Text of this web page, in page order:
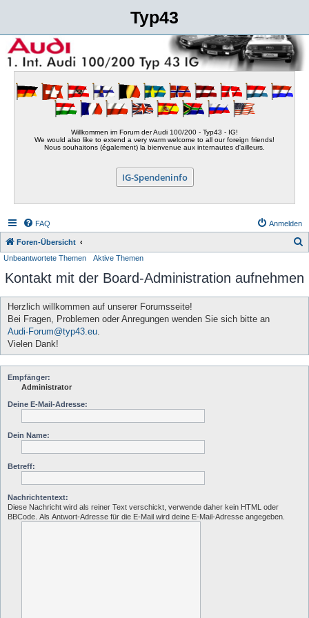
Typ43
Willkommen im Forum der Audi 100/200 - Typ43 - IG!
We would also like to extend a very warm welcome to all our foreign friends!
Nous souhaitons (également) la bienvenue aux internautes d'ailleurs.
IG-Spendeninfo
FAQ Anmelden
Foren-Übersicht
Unbeantwortete Themen Aktive Themen
Kontakt mit der Board-Administration aufnehmen
Herzlich willkommen auf unserer Forumsseite!
Bei Fragen, Problemen oder Anregungen wenden Sie sich bitte an
Audi-Forum@typ43.eu
Vielen Dank!
Empfänger:
Administrator
Deine E-Mail-Adresse:
Dein Name:
Betreff:
Nachrichtentext:
Diese Nachricht wird als reiner Text verschickt, verwende daher kein HTML oder
BBCode. Als Antwort-Adresse für die E-Mail wird deine E-Mail-Adresse angegeben.